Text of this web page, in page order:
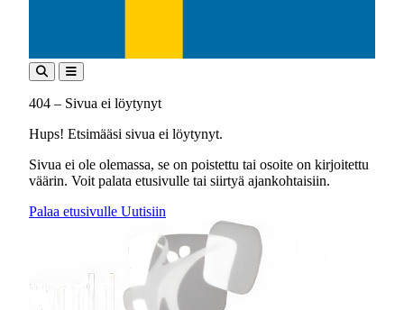
404 – Sivua ei löytynyt
Hups! Etsimääsi sivua ei löytynyt.
Sivua ei ole olemassa, se on poistettu tai osoite on kirjoitettu
väärin. Voit palata etusivulle tai siirtyä ajankohtaisiin.
Palaa etusivulle Uutisiin